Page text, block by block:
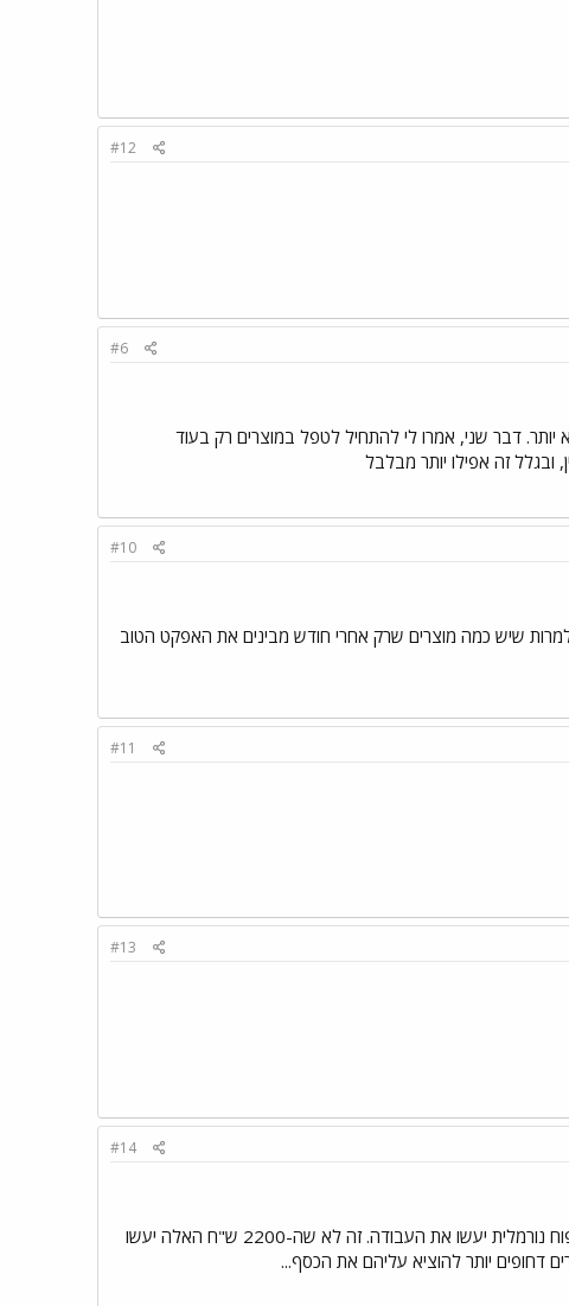
#12
#6
יותר. דבר שני, אמרו לי להתחיל לטפל במוצרים רק בעוד
ובגלל זה אפילו יותר מבלבל
#10
שיש כמה מוצרים שרק אחרי חודש מבינים את האפקט הטוב
#11
#13
#14
והאמת? לא ראיתי תוצאות מי-יודע-מה. אין לך עור בעייתי, ותזונה נכונה ביחד עם סדרת טיפוח נורמלית יעשו את העבודה. זה לא שה-2200 ש"ח האלה יעשו
דחופים יותר להוציא עליהם את הכסף...